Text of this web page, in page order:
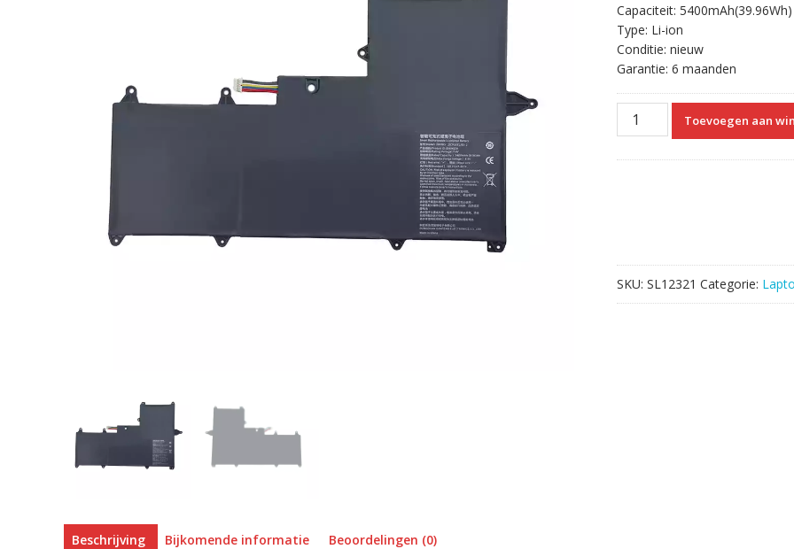
Capaciteit: 5400mAh(39.96Wh)
Type: Li-ion
Conditie: nieuw
Garantie: 6 maanden
laptop
accu
Toevoegen aan
SKU: SL12321 Categorie:
Beschrijving Bijkomende informatie Beoordelingen (0)